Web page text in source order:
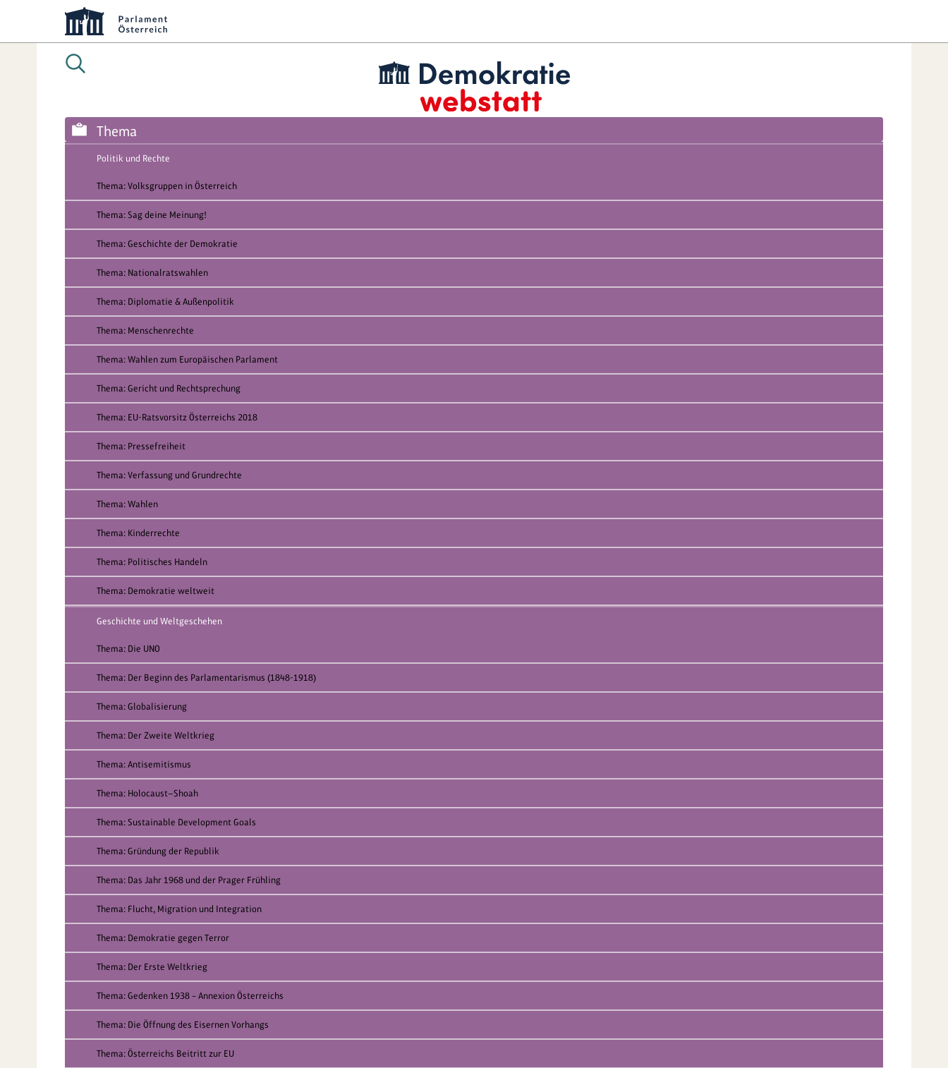
Thema
Politik und Rechte
Thema: Volksgruppen in Österreich
Thema: Sag deine Meinung!
Thema: Geschichte der Demokratie
Thema: Nationalratswahlen
Thema: Diplomatie & Außenpolitik
Thema: Menschenrechte
Thema: Wahlen zum Europäischen Parlament
Thema: Gericht und Rechtsprechung
Thema: EU-Ratsvorsitz Österreichs 2018
Thema: Pressefreiheit
Thema: Verfassung und Grundrechte
Thema: Wahlen
Thema: Kinderrechte
Thema: Politisches Handeln
Thema: Demokratie weltweit
Geschichte und Weltgeschehen
Thema: Die UNO
Thema: Der Beginn des Parlamentarismus (1848-1918)
Thema: Globalisierung
Thema: Der Zweite Weltkrieg
Thema: Antisemitismus
Thema: Holocaust—Shoah
Thema: Sustainable Development Goals
Thema: Gründung der Republik
Thema: Das Jahr 1968 und der Prager Frühling
Thema: Flucht, Migration und Integration
Thema: Demokratie gegen Terror
Thema: Der Erste Weltkrieg
Thema: Gedenken 1938 – Annexion Österreichs
Thema: Die Öffnung des Eisernen Vorhangs
Thema: Österreichs Beitritt zur EU